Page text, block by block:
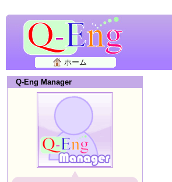
ホーム
Q-Eng Manager